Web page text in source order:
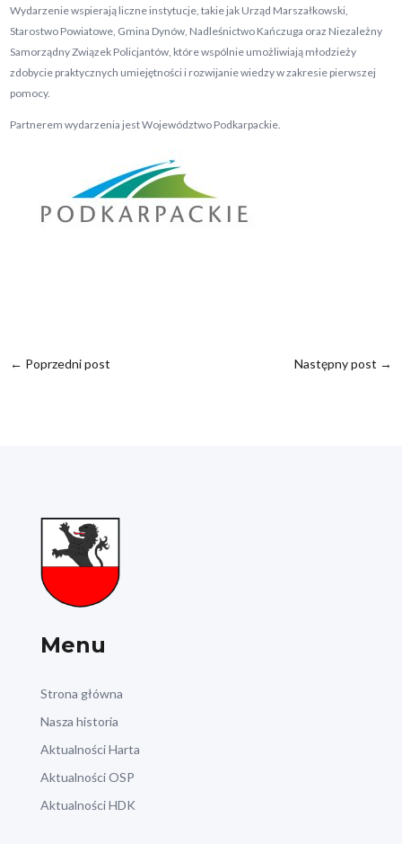
Wydarzenie wspierają liczne instytucje, takie jak Urząd Marszałkowski,
Starostwo Powiatowe, Gmina Dynów, Nadleśnictwo Kańczuga oraz Niezależny
Samorządny Związek Policjantów, które wspólnie umożliwiają młodzieży
zdobycie praktycznych umiejętności i rozwijanie wiedzy w zakresie pierwszej
pomocy.
Partnerem wydarzenia jest Województwo Podkarpackie.
← Poprzedni post Następny post →
Menu
Strona główna
Nasza historia
Aktualności Harta
Aktualności OSP
Aktualności HDK